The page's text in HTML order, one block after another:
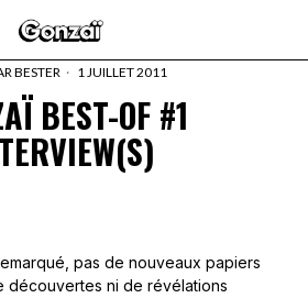
BESTER 1 JUILLET 2011
BEST-OF #1
pas de nouveaux papiers
découvertes ni de révélations